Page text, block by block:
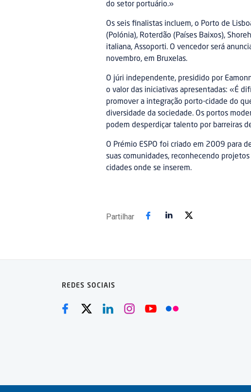
do setor portuário.»
Os seis finalistas incluem, o Porto de
(Polónia), Roterdão (Países Baixos),
italiana, Assoporti. O vencedor será
novembro, em Bruxelas.
O júri independente, presidido por
o valor das iniciativas apresentadas: «É
promover a integração porto-cidade do
diversidade da sociedade. Os portos
podem desperdiçar talento por barreiras
O Prémio ESPO foi criado em 2009 para
suas comunidades, reconhecendo
cidades onde se inserem.
Partilhar
REDES SOCIAIS